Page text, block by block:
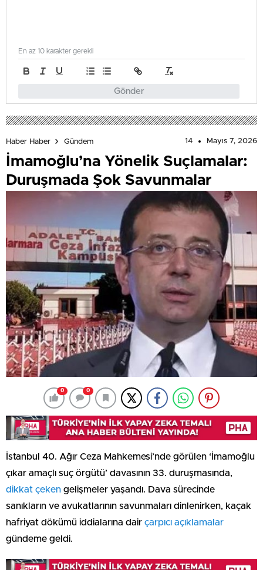
Gönder
En az 10 karakter gerekli
Haber Haber Gündem 14 Mayıs 7, 2026
İmamoğlu’na Yönelik Suçlamalar:
Duruşmada Şok Savunmalar
0 0
İstanbul 40. Ağır Ceza Mahkemesi’nde görülen ‘İmamoğlu
çıkar amaçlı suç örgütü’ davasının 33. duruşmasında,
dikkat çeken gelişmeler yaşandı. Dava sürecinde
sanıkların ve avukatlarının savunmaları dinlenirken, kaçak
hafriyat dökümü iddialarına dair çarpıcı açıklamalar
gündeme geldi.